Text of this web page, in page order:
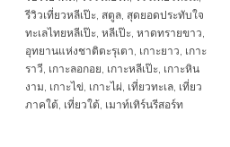
รีวิวเที่ยวหลีเป๊ะ, สตูล, สุดยอดประทับใจ
ทะเลไทยหลีเป๊ะ, หลีเป๊ะ, หาดทรายขาว,
อุทยานแห่งชาติตะรุเตา, เกาะยาว, เกาะ
ราวี, เกาะลอกอย, เกาะหลีเป๊ะ, เกาะหิน
งาม, เกาะไข่, เกาะไผ่, เที่ยวทะเล, เที่ยว
ภาคใต้, เที่ยวใต้, เมาท์เทิร์นรีสอร์ท